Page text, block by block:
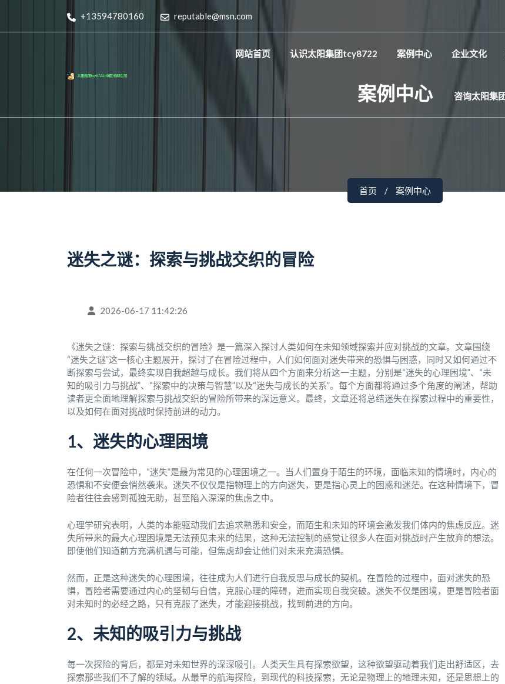
+13594780160 reputable@msn.com
网站首页 认识太阳集团tcy8722 案例中心 企业文化
咨询太阳集
案例中心
首页 案例中心
迷失之谜：探索与挑战交织的冒险
2026-06-17 11:42:26
《迷失之谜：探索与挑战交织的冒险》是一篇深入探讨人类如何在未知领域探索并应对挑战的文章。文章围绕
“迷失之谜”这一核心主题展开，探讨了在冒险过程中，人们如何面对迷失带来的恐惧与困惑，同时又如何通过不
断探索与尝试，最终实现自我超越与成长。我们将从四个方面来分析这一主题，分别是“迷失的心理困境”、“未
知的吸引力与挑战”、“探索中的决策与智慧”以及“迷失与成长的关系”。每个方面都将通过多个角度的阐述，帮助
读者更全面地理解探索与挑战交织的冒险所带来的深远意义。最终，文章还将总结迷失在探索过程中的重要性，
以及如何在面对挑战时保持前进的动力。
1、迷失的心理困境
在任何一次冒险中，“迷失”是最为常见的心理困境之一。当人们置身于陌生的环境，面临未知的情境时，内心的
恐惧和不安便会悄然袭来。迷失不仅仅是指物理上的方向迷失，更是指心灵上的困惑和迷茫。在这种情境下，冒
险者往往会感到孤独无助，甚至陷入深深的焦虑之中。
心理学研究表明，人类的本能驱动我们去追求熟悉和安全，而陌生和未知的环境会激发我们体内的焦虑反应。迷
失所带来的最大心理困境是无法预见未来的结果，这种无法控制的感觉让很多人在面对挑战时产生放弃的想法。
即使他们知道前方充满机遇与可能，但焦虑却会让他们对未来充满恐惧。
然而，正是这种迷失的心理困境，往往成为人们进行自我反思与成长的契机。在冒险的过程中，面对迷失的恐
惧，冒险者需要通过内心的坚韧与自信，克服心理的障碍，进而实现自我突破。迷失不仅是困境，更是冒险者面
对未知时的必经之路，只有克服了迷失，才能迎接挑战，找到前进的方向。
2、未知的吸引力与挑战
每一次探险的背后，都是对未知世界的深深吸引。人类天生具有探索欲望，这种欲望驱动着我们走出舒适区，去
探索那些我们不了解的领域。从最早的航海探险，到现代的科技探索，无论是物理上的地理未知，还是思想上的